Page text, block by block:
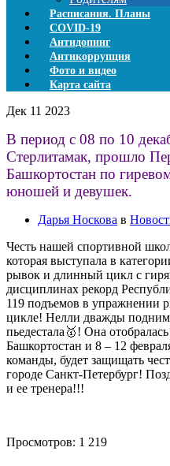
Расписания. Планы
COVID-19
Антидопинг
Антикоррупция
Фото и видео
Карта сайта
Дек 11 2023
В период с 08 по 10
Стерлитамак, прошло
Башкортостан по
юношей и девушек.
Дарья Носкова в
Честь нашей спортивной
которая выступала в
рывок и длинный цикл с
дисциплинах рекорд
119 подъемов в упражнении
цикле! Нелли дважды
пьедестала🥇! Она
Башкортостан и 8 – 12
команды, будет защищать
городе Санкт-Петербург!
и ее тренера!!!
Просмотров: 1 219